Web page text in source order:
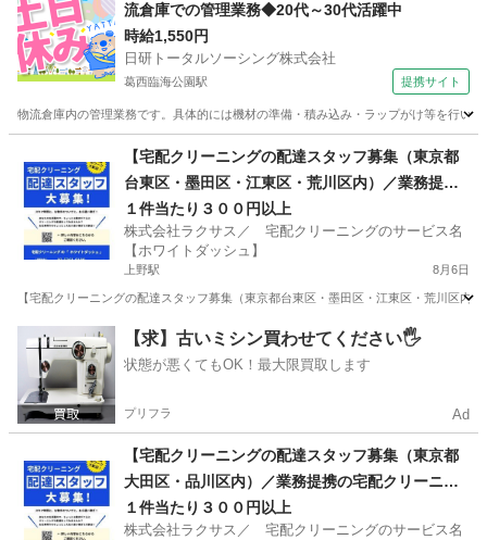
ドライバー スタッフ
流倉庫での管理業務◆20代～30代活躍中
時給1,550円
日研トータルソーシング株式会社
葛西臨海公園駅 提携サイト
物流倉庫内の管理業務です。具体的には機材の準備・積み込み・ラップがけ等を行い
葛西臨海公園駅 ドライバー
【宅配クリーニングの配達スタッフ募集（東京都
台東区・墨田区・江東区・荒川区内）／業務提携
の宅配クリーニング店募集】
１件当たり３００円以上
株式会社ラクサス／ 宅配クリーニングのサービス名
【ホワイトダッシュ】
上野駅 8月6日
【宅配クリーニングの配達スタッフ募集（東京都台東区・墨田区・江東区・荒川区
東京 台東区 上野駅 ドライバー 東京 江東区
門前仲町駅 ドライバー スタッフ
【求】古いミシン買わせてください🖐️
状態が悪くてもOK！最大限買取します
プリフラ Ad
【宅配クリーニングの配達スタッフ募集（東京都
大田区・品川区内）／業務提携の宅配クリーニン
グ店募集】
１件当たり３００円以上
株式会社ラクサス／ 宅配クリーニングのサービス名